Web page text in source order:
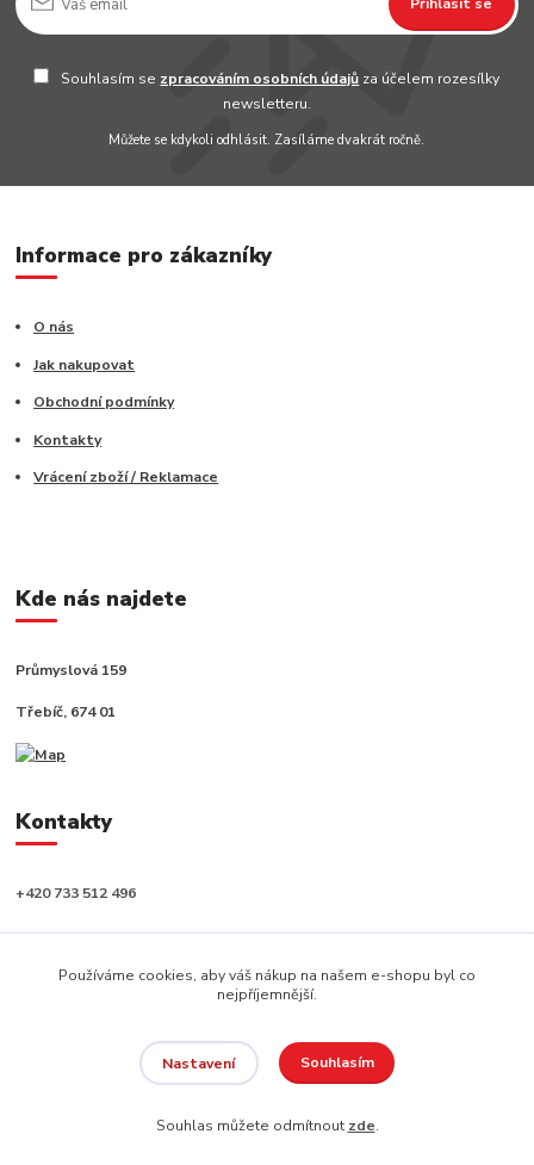
Souhlasím se zpracováním osobních údajů za účelem rozesílky
newsletteru.
Můžete se kdykoli odhlásit. Zasíláme dvakrát ročně.
Informace pro zákazníky
O nás
Jak nakupovat
Obchodní podmínky
Kontakty
Vrácení zboží / Reklamace
Kde nás najdete
Průmyslová 159
Třebíč, 674 01
Kontakty
+420 733 512 496
info@capushop.cz
Vytvořeno na
Eshop-rychle.cz
Používáme cookies, aby váš nákup na našem e-shopu byl co
nejpříjemnější.
Nastavení Souhlasím
Souhlas můžete odmítnout zde.